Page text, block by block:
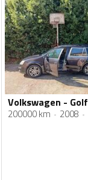
200000 km 2008